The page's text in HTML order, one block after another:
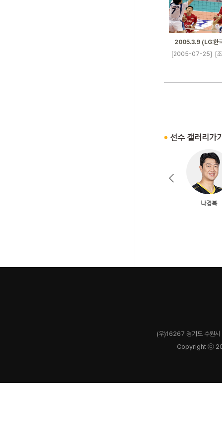
2005.3.9 (LG:한
[2005-07-25]
[
(우)16267 경기도 수원
Copyright ⓒ